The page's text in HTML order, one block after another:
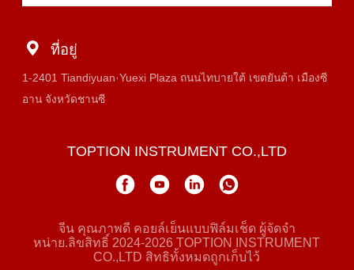
ที่อยู่
1-2401 Tiandiyuan·Yuexi Plaza ถนนไทบายใต้ เขตยันต้า เมืองซี
อาน จังหวัดชานซี
TOPTION INSTRUMENT CO.,LTD
จีน คุณภาพดี คอยล์เย็นแบบฟิล์มเช็ด ผู้จัดจํา
หน่าย.ลิขสิทธิ์ 2024-2026 TOPTION INSTRUMENT
CO.,LTD สิทธิทั้งหมดถูกเก็บไว้